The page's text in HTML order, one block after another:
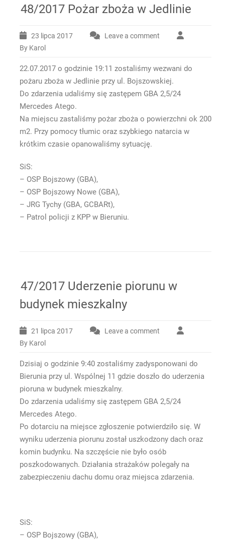
48/2017 Pożar zboża w Jedlinie
23 lipca 2017
Leave a comment
By Karol
22.07.2017 o godzinie 19:11 zostaliśmy wezwani do
pożaru zboża w Jedlinie przy ul. Bojszowskiej.
Do zdarzenia udaliśmy się zastępem GBA 2,5/24
Mercedes Atego.
Na miejscu zastaliśmy pożar zboża o powierzchni ok 200
m2. Przy pomocy tłumic oraz szybkiego natarcia w
krótkim czasie opanowaliśmy sytuację.
SiS:
– OSP Bojszowy (GBA),
– OSP Bojszowy Nowe (GBA),
– JRG Tychy (GBA, GCBARt),
– Patrol policji z KPP w Bieruniu.
47/2017 Uderzenie piorunu w
budynek mieszkalny
21 lipca 2017
Leave a comment
By Karol
Dzisiaj o godzinie 9:40 zostaliśmy zadysponowani do
Bierunia przy ul. Wspólnej 11 gdzie doszło do uderzenia
pioruna w budynek mieszkalny.
Do zdarzenia udaliśmy się zastępem GBA 2,5/24
Mercedes Atego.
Po dotarciu na miejsce zgłoszenie potwierdziło się. W
wyniku uderzenia piorunu został uszkodzony dach oraz
komin budynku. Na szczęście nie było osób
poszkodowanych. Działania strażaków polegały na
zabezpieczeniu dachu domu oraz miejsca zdarzenia.
SiS:
– OSP Bojszowy (GBA),